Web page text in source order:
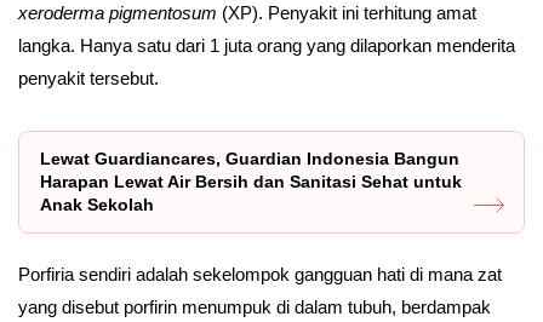
xeroderma pigmentosum (XP). Penyakit ini terhitung amat
langka. Hanya satu dari 1 juta orang yang dilaporkan menderita
penyakit tersebut.
Lewat Guardiancares, Guardian Indonesia Bangun
Harapan Lewat Air Bersih dan Sanitasi Sehat untuk
Anak Sekolah
Porfiria sendiri adalah sekelompok gangguan hati di mana zat
yang disebut porfirin menumpuk di dalam tubuh, berdampak